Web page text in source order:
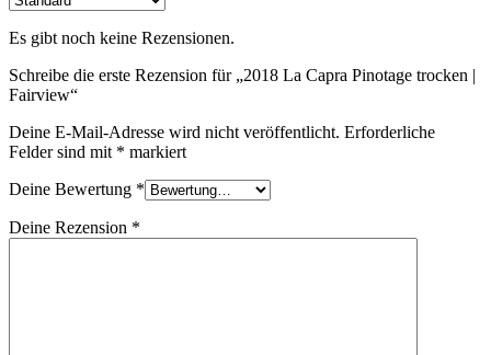
Es gibt noch keine Rezensionen.
Schreibe die erste Rezension für „2018 La Capra Pinotage trocken |
Fairview“
Deine E-Mail-Adresse wird nicht veröffentlicht. Erforderliche
Felder sind mit * markiert
Deine Bewertung *
Deine Rezension *